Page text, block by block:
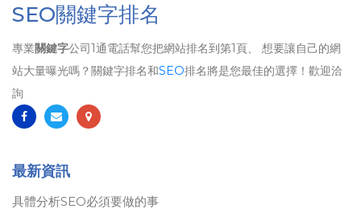
SEO關鍵字排名
專業關鍵字公司1通電話幫您把網站排名到第1頁、 想要讓自己的網
站大量曝光嗎？關鍵字排名和SEO排名將是您最佳的選擇！歡迎洽
詢
最新資訊
具體分析SEO必須要做的事